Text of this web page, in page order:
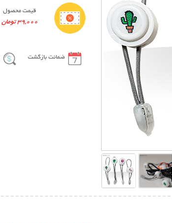
قیمت محصول
39,000 تومان
ضمانت بازگشت